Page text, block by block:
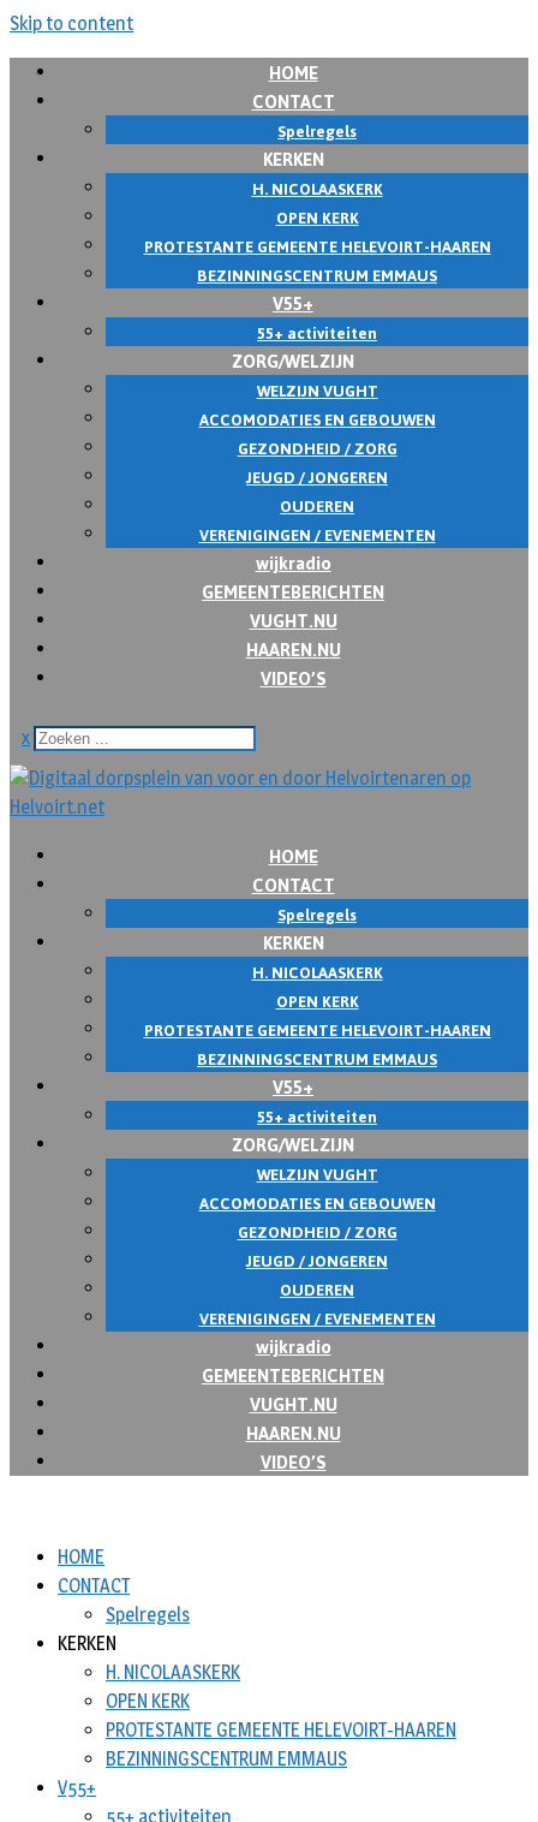
Skip to content
HOME
CONTACT
Spelregels
KERKEN
H. NICOLAASKERK
OPEN KERK
PROTESTANTE GEMEENTE HELEVOIRT-HAAREN
BEZINNINGSCENTRUM EMMAUS
V55+
55+ activiteiten
ZORG/WELZIJN
WELZIJN VUGHT
ACCOMODATIES EN GEBOUWEN
GEZONDHEID / ZORG
JEUGD / JONGEREN
OUDEREN
VERENIGINGEN / EVENEMENTEN
wijkradio
GEMEENTEBERICHTEN
VUGHT.NU
HAAREN.NU
VIDEO’S
x
HOME
CONTACT
Spelregels
KERKEN
H. NICOLAASKERK
OPEN KERK
PROTESTANTE GEMEENTE HELEVOIRT-HAAREN
BEZINNINGSCENTRUM EMMAUS
V55+
55+ activiteiten
ZORG/WELZIJN
WELZIJN VUGHT
ACCOMODATIES EN GEBOUWEN
GEZONDHEID / ZORG
JEUGD / JONGEREN
OUDEREN
VERENIGINGEN / EVENEMENTEN
wijkradio
GEMEENTEBERICHTEN
VUGHT.NU
HAAREN.NU
VIDEO’S
HOME
CONTACT
Spelregels
KERKEN
H. NICOLAASKERK
OPEN KERK
PROTESTANTE GEMEENTE HELEVOIRT-HAAREN
BEZINNINGSCENTRUM EMMAUS
V55+
55+ activiteiten